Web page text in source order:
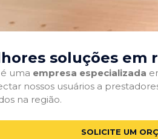
soluções em
uma empresa especializada
nossos usuários a
na região.
SOLICITE UM